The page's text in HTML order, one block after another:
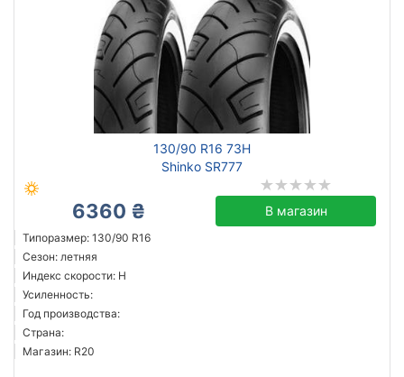
130/90 R16 73H
Shinko SR777
6360 ₴ В магазин
Типоразмер: 130/90 R16
Сезон: летняя
Индекс скорости: H
Усиленность:
Год производства:
Страна:
Магазин: R20